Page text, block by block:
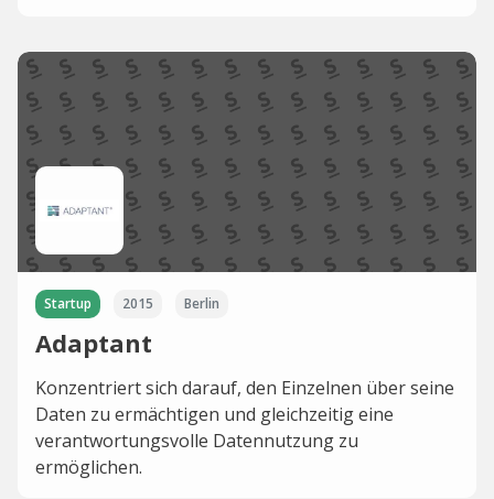
Startup 2015 Berlin
Adaptant
Konzentriert sich darauf, den Einzelnen über seine
Daten zu ermächtigen und gleichzeitig eine
verantwortungsvolle Datennutzung zu
ermöglichen.